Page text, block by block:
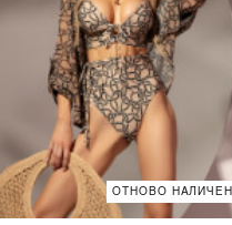
ОТНОВО НАЛИЧЕН